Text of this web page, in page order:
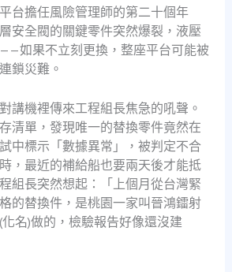
台擔任風險管理師的第二十個年
安全閥的關鍵零件突然爆裂，液壓
如果不立刻更換，整座平台可能被
鎖災難。
講機裡傳來工程組長焦急的吼聲。
清單，發現唯一的替換零件竟然在
中標示「數據異常」，被判定不合
，最近的補給船也要兩天後才能抵
組長突然想起：「上個月從台灣緊
的替換件，是桃園一家叫晉鴻鐳射
名)做的，檢驗報告好像還沒建